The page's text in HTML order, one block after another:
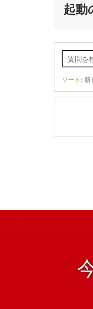
起動
ソート: 新